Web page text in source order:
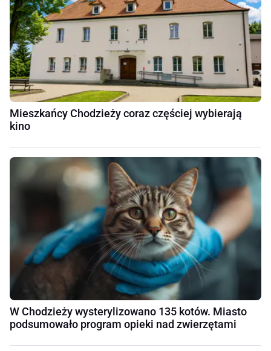
Mieszkańcy Chodzieży coraz częściej wybierają
kino
W Chodzieży wysterylizowano 135 kotów. Miasto
podsumowało program opieki nad zwierzętami